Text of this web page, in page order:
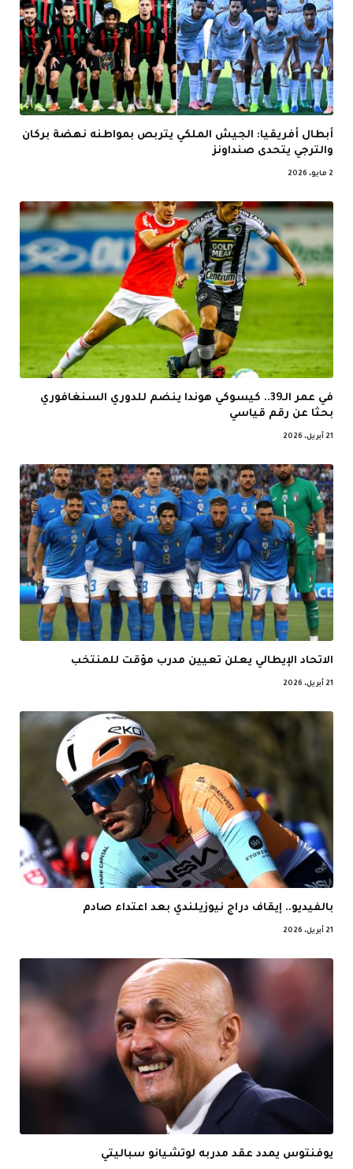
أبطال أفريقيا: الجيش الملكي يتربص بمواطنه نهضة بركان
والترجي يتحدى صنداونز
2 مايو، 2026
في عمر الـ39.. كيسوكي هوندا ينضم للدوري السنغافوري
بحثا عن رقم قياسي
21 أبريل، 2026
الاتحاد الإيطالي يعلن تعيين مدرب مؤقت للمنتخب
21 أبريل، 2026
بالفيديو.. إيقاف دراج نيوزيلندي بعد اعتداء صادم
21 أبريل، 2026
يوفنتوس يمدد عقد مدربه لوتشيانو سباليتي